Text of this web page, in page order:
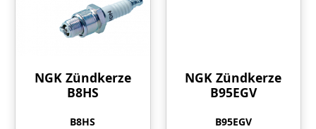
NGK Zündkerze
B8HS
B8HS
NGK Zündkerze
B95EGV
B95EGV